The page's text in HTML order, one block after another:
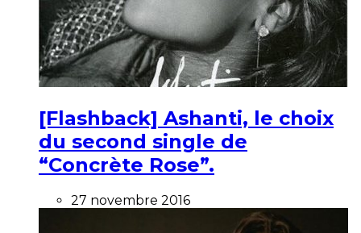
[Flashback] Ashanti, le choix
du second single de
“Concrète Rose”.
27 novembre 2016